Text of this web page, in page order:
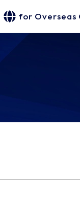
for Overseas